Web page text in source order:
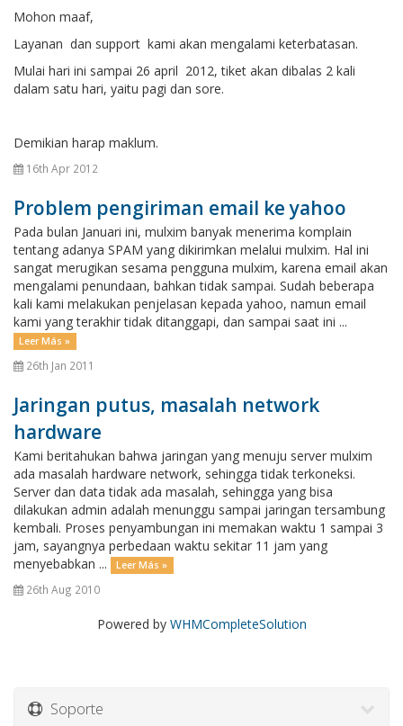
Mohon maaf,
Layanan dan support kami akan mengalami keterbatasan.
Mulai hari ini sampai 26 april 2012, tiket akan dibalas 2 kali
dalam satu hari, yaitu pagi dan sore.
Demikian harap maklum.
16th Apr 2012
Problem pengiriman email ke yahoo
Pada bulan Januari ini, mulxim banyak menerima komplain
tentang adanya SPAM yang dikirimkan melalui mulxim. Hal ini
sangat merugikan sesama pengguna mulxim, karena email akan
mengalami penundaan, bahkan tidak sampai. Sudah beberapa
kali kami melakukan penjelasan kepada yahoo, namun email
kami yang terakhir tidak ditanggapi, dan sampai saat ini ...
Leer Más »
26th Jan 2011
Jaringan putus, masalah network
hardware
Kami beritahukan bahwa jaringan yang menuju server mulxim
ada masalah hardware network, sehingga tidak terkoneksi.
Server dan data tidak ada masalah, sehingga yang bisa
dilakukan admin adalah menunggu sampai jaringan tersambung
kembali. Proses penyambungan ini memakan waktu 1 sampai 3
jam, sayangnya perbedaan waktu sekitar 11 jam yang
menyebabkan ...
Leer Más »
26th Aug 2010
Powered by WHMCompleteSolution
Soporte